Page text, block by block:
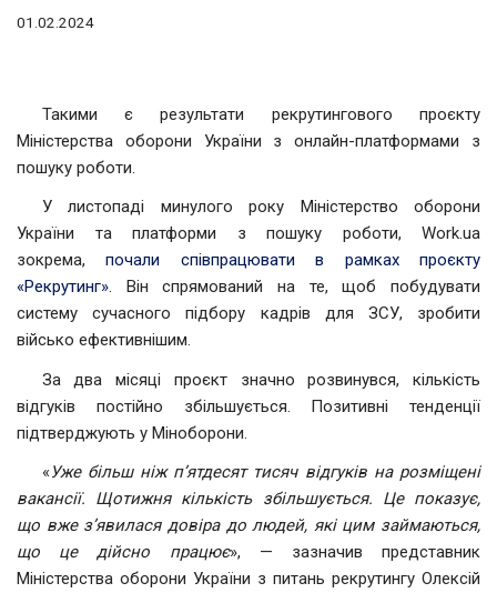
01.02.2024
Такими є результати рекрутингового проєкту
Міністерства оборони України з онлайн-платформами з
пошуку роботи.
У листопаді минулого року Міністерство оборони
України та платформи з пошуку роботи, Work.ua
зокрема,почали співпрацювати в рамках проєкту
«Рекрутинг». Він спрямований на те, щоб побудувати
систему сучасного підбору кадрів для ЗСУ, зробити
військо ефективнішим.
За два місяці проєкт значно розвинувся, кількість
відгуків постійно збільшується. Позитивні тенденції
підтверджують у Міноборони.
«Уже більш ніж п’ятдесят тисяч відгуків на розміщені
вакансії. Щотижня кількість збільшується. Це показує,
що вже з’явилася довіра до людей, які цим займаються,
що це дійсно працює», — зазначив представник
Міністерства оборони України з питань рекрутингу Олексій